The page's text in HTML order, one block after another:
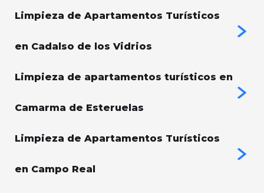
Limpieza de Apartamentos Turísticos
en Cadalso de los Vidrios
Limpieza de apartamentos turísticos en
Camarma de Esteruelas
Limpieza de Apartamentos Turísticos
en Campo Real